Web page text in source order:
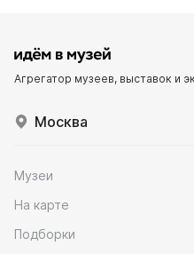
Агрегатор музеев, выставок и
Москва
Музеи
На карте
Подборки